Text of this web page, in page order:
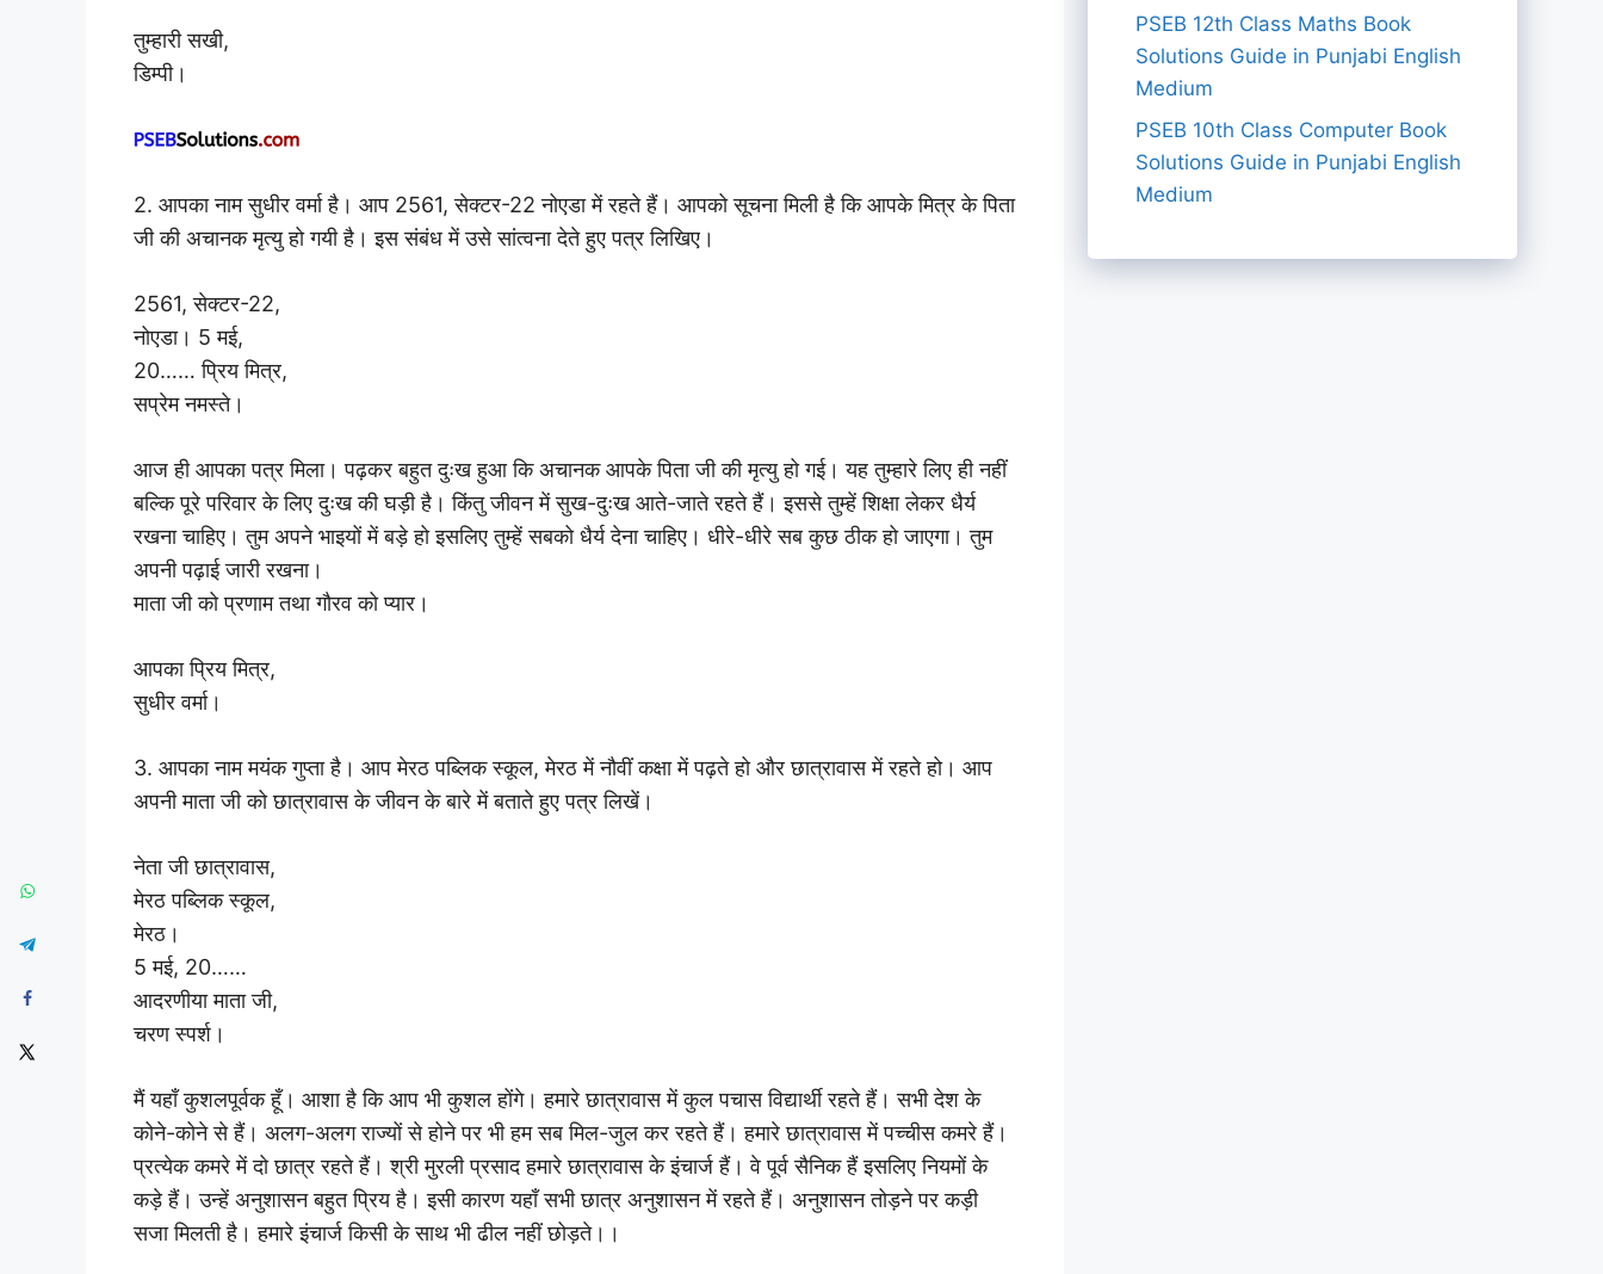
तुम्हारी सखी,
डिम्पी।
2. आपका नाम सुधीर वर्मा है। आप 2561, सेक्टर-22 नोएडा में रहते हैं। आपको सूचना मिली है कि आपके मित्र के पिता
जी की अचानक मृत्यु हो गयी है। इस संबंध में उसे सांत्वना देते हुए पत्र लिखिए।
2561, सेक्टर-22,
नोएडा। 5 मई,
20…… प्रिय मित्र,
सप्रेम नमस्ते।
आज ही आपका पत्र मिला। पढ़कर बहुत दुःख हुआ कि अचानक आपके पिता जी की मृत्यु हो गई। यह तुम्हारे लिए ही नहीं
बल्कि पूरे परिवार के लिए दुःख की घड़ी है। किंतु जीवन में सुख-दुःख आते-जाते रहते हैं। इससे तुम्हें शिक्षा लेकर धैर्य
रखना चाहिए। तुम अपने भाइयों में बड़े हो इसलिए तुम्हें सबको धैर्य देना चाहिए। धीरे-धीरे सब कुछ ठीक हो जाएगा। तुम
अपनी पढ़ाई जारी रखना।
माता जी को प्रणाम तथा गौरव को प्यार।
आपका प्रिय मित्र,
सुधीर वर्मा।
3. आपका नाम मयंक गुप्ता है। आप मेरठ पब्लिक स्कूल, मेरठ में नौवीं कक्षा में पढ़ते हो और छात्रावास में रहते हो। आप
अपनी माता जी को छात्रावास के जीवन के बारे में बताते हुए पत्र लिखें।
नेता जी छात्रावास,
मेरठ पब्लिक स्कूल,
मेरठ।
5 मई, 20……
आदरणीया माता जी,
चरण स्पर्श।
मैं यहाँ कुशलपूर्वक हूँ। आशा है कि आप भी कुशल होंगे। हमारे छात्रावास में कुल पचास विद्यार्थी रहते हैं। सभी देश के
कोने-कोने से हैं। अलग-अलग राज्यों से होने पर भी हम सब मिल-जुल कर रहते हैं। हमारे छात्रावास में पच्चीस कमरे हैं।
प्रत्येक कमरे में दो छात्र रहते हैं। श्री मुरली प्रसाद हमारे छात्रावास के इंचार्ज हैं। वे पूर्व सैनिक हैं इसलिए नियमों के
कड़े हैं। उन्हें अनुशासन बहुत प्रिय है। इसी कारण यहाँ सभी छात्र अनुशासन में रहते हैं। अनुशासन तोड़ने पर कड़ी
सजा मिलती है। हमारे इंचार्ज किसी के साथ भी ढील नहीं छोड़ते।।
PSEB 12th Class Maths Book
Solutions Guide in Punjabi English
Medium
PSEB 10th Class Computer Book
Solutions Guide in Punjabi English
Medium